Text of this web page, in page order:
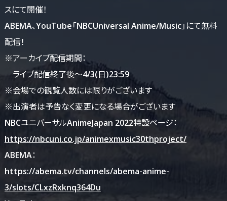
スにて開催！
ABEMA、YouTube「NBCUniversal Anime/Music」にて無料
配信！
※アーカイブ配信期間：
ライブ配信終了後～4/3(日)23:59
※会場での観覧人数には限りがございます
※出演者は予告なく変更になる場合がございます
NBCユニバーサルAnimeJapan 2022特設ページ：
https://nbcuni.co.jp/animexmusic30thproject/
ABEMA：
https://abema.tv/channels/abema-anime-
3/slots/CLxzRxknq364Du